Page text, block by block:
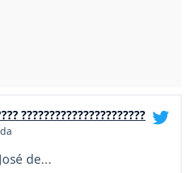
??????????????????????
de...